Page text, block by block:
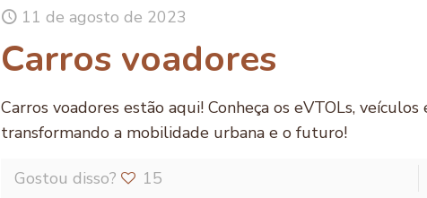
11 de agosto de 2023
Carros voadores
Carros voadores estão aqui! Conheça os eVTOLs,
transformando a mobilidade urbana e o futuro!
Gostou disso? 15